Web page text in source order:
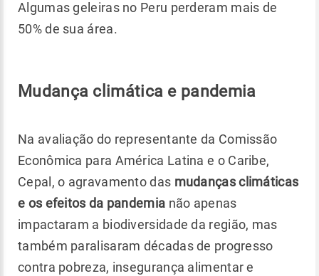
Algumas geleiras no Peru perderam mais de
50% de sua área.
Mudança climática e pandemia
Na avaliação do representante da Comissão
Econômica para América Latina e o Caribe,
Cepal, o agravamento das mudanças climáticas
e os efeitos da pandemia não apenas
impactaram a biodiversidade da região, mas
também paralisaram décadas de progresso
contra pobreza, insegurança alimentar e